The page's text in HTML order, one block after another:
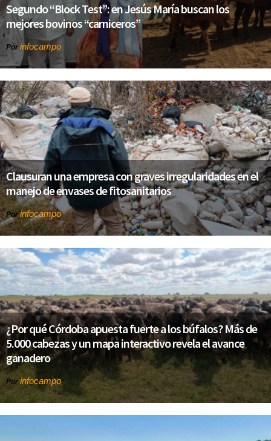
Segundo “Block Test”: en Jesús María buscan los
mejores bovinos “carniceros”
Por infocampo
Clausuran una empresa con graves irregularidades en el
manejo de envases de fitosanitarios
Porinfocampo
¿Por qué Córdoba apuesta fuerte a los búfalos? Más de
5.000 cabezas y un mapa interactivo revela el avance
ganadero
Porinfocampo